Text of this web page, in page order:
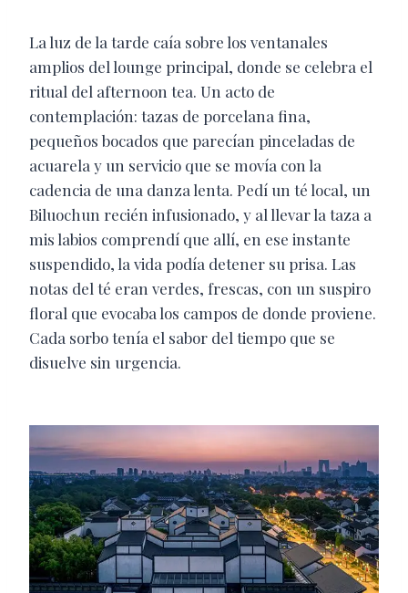
La luz de la tarde caía sobre los ventanales
amplios del lounge principal, donde se celebra el
ritual del afternoon tea. Un acto de
contemplación: tazas de porcelana fina,
pequeños bocados que parecían pinceladas de
acuarela y un servicio que se movía con la
cadencia de una danza lenta. Pedí un té local, un
Biluochun recién infusionado, y al llevar la taza a
mis labios comprendí que allí, en ese instante
suspendido, la vida podía detener su prisa. Las
notas del té eran verdes, frescas, con un suspiro
floral que evocaba los campos de donde proviene.
Cada sorbo tenía el sabor del tiempo que se
disuelve sin urgencia.